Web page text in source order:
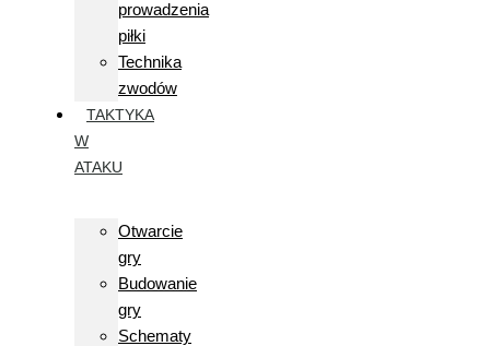
prowadzenia
piłki
Technika
zwodów
TAKTYKA
W
ATAKU
Otwarcie
gry
Budowanie
gry
Schematy